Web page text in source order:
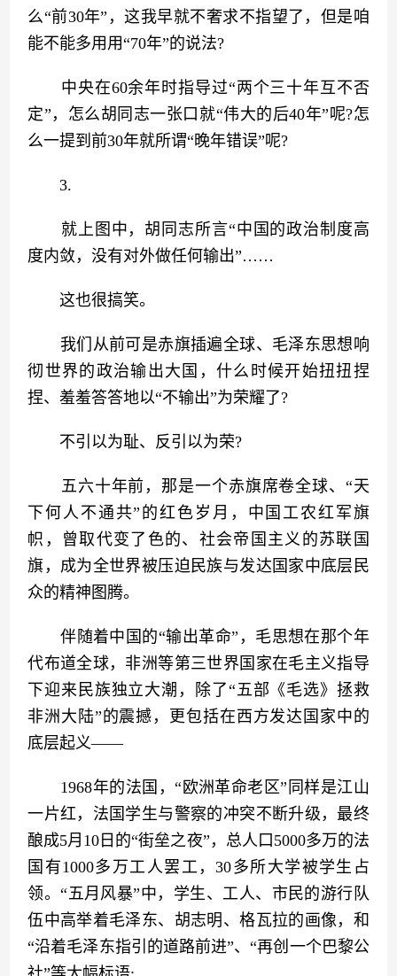
么“前30年”，这我早就不奢求不指望了，但是咱
能不能多用用“70年”的说法?
中央在60余年时指导过“两个三十年互不否
定”，怎么胡同志一张口就“伟大的后40年”呢?怎
么一提到前30年就所谓“晚年错误”呢?
3.
就上图中，胡同志所言“中国的政治制度高
度内敛，没有对外做任何输出”……
这也很搞笑。
我们从前可是赤旗插遍全球、毛泽东思想响
彻世界的政治输出大国，什么时候开始扭扭捏
捏、羞羞答答地以“不输出”为荣耀了?
不引以为耻、反引以为荣?
五六十年前，那是一个赤旗席卷全球、“天
下何人不通共”的红色岁月，中国工农红军旗
帜，曾取代变了色的、社会帝国主义的苏联国
旗，成为全世界被压迫民族与发达国家中底层民
众的精神图腾。
伴随着中国的“输出革命”，毛思想在那个年
代布道全球，非洲等第三世界国家在毛主义指导
下迎来民族独立大潮，除了“五部《毛选》拯救
非洲大陆”的震撼，更包括在西方发达国家中的
底层起义——
1968年的法国，“欧洲革命老区”同样是江山
一片红，法国学生与警察的冲突不断升级，最终
酿成5月10日的“街垒之夜”，总人口5000多万的法
国有1000多万工人罢工，30多所大学被学生占
领。“五月风暴”中，学生、工人、市民的游行队
伍中高举着毛泽东、胡志明、格瓦拉的画像，和
“沿着毛泽东指引的道路前进”、“再创一个巴黎公